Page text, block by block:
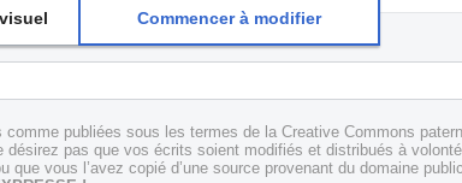
publiées sous les termes de la Creative Commons
désirez pas que vos écrits soient modifiés et distribués à
vous l’avez copié d’une source provenant du domaine
Commencer à modifier